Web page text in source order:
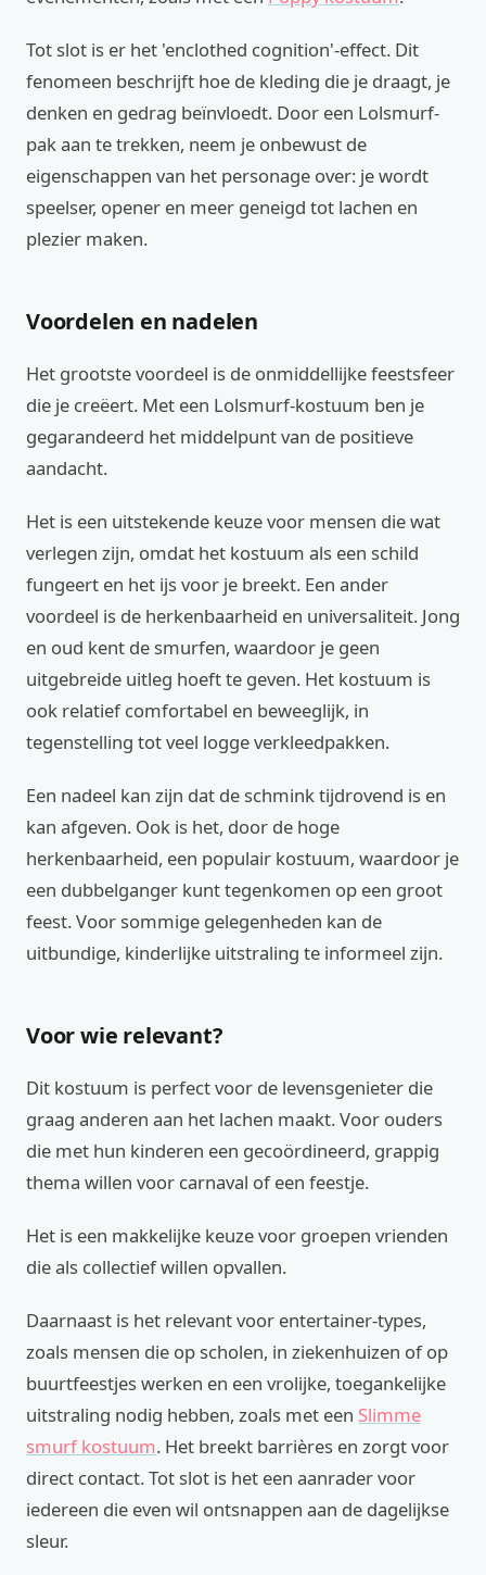
Tot slot is er het 'enclothed cognition'-effect. Dit
fenomeen beschrijft hoe de kleding die je draagt, je
denken en gedrag beïnvloedt. Door een Lolsmurf-
pak aan te trekken, neem je onbewust de
eigenschappen van het personage over: je wordt
speelser, opener en meer geneigd tot lachen en
plezier maken.
Voordelen en nadelen
Het grootste voordeel is de onmiddellijke feestsfeer
die je creëert. Met een Lolsmurf-kostuum ben je
gegarandeerd het middelpunt van de positieve
aandacht.
Het is een uitstekende keuze voor mensen die wat
verlegen zijn, omdat het kostuum als een schild
fungeert en het ijs voor je breekt. Een ander
voordeel is de herkenbaarheid en universaliteit. Jong
en oud kent de smurfen, waardoor je geen
uitgebreide uitleg hoeft te geven. Het kostuum is
ook relatief comfortabel en beweeglijk, in
tegenstelling tot veel logge verkleedpakken.
Een nadeel kan zijn dat de schmink tijdrovend is en
kan afgeven. Ook is het, door de hoge
herkenbaarheid, een populair kostuum, waardoor je
een dubbelganger kunt tegenkomen op een groot
feest. Voor sommige gelegenheden kan de
uitbundige, kinderlijke uitstraling te informeel zijn.
Voor wie relevant?
Dit kostuum is perfect voor de levensgenieter die
graag anderen aan het lachen maakt. Voor ouders
die met hun kinderen een gecoördineerd, grappig
thema willen voor carnaval of een feestje.
Het is een makkelijke keuze voor groepen vrienden
die als collectief willen opvallen.
Daarnaast is het relevant voor entertainer-types,
zoals mensen die op scholen, in ziekenhuizen of op
buurtfeestjes werken en een vrolijke, toegankelijke
uitstraling nodig hebben, zoals met een Slimme
smurf kostuum. Het breekt barrières en zorgt voor
direct contact. Tot slot is het een aanrader voor
iedereen die even wil ontsnappen aan de dagelijkse
sleur.